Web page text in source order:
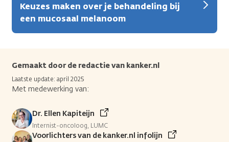
Keuzes maken over je behandeling bij
een mucosaal melanoom
Gemaakt door de redactie van kanker.nl
Laatste update: april 2025
Met medewerking van:
Dr. Ellen Kapiteijn
Internist-oncoloog, LUMC
Voorlichters van de kanker.nl infolijn